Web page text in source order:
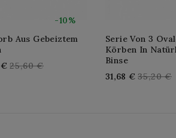
-10%
Aus Gebeiztem
€ Regular
25,60 €
Serie Von 3
Körben In
Binse
31,68 € Regular
35,20 €